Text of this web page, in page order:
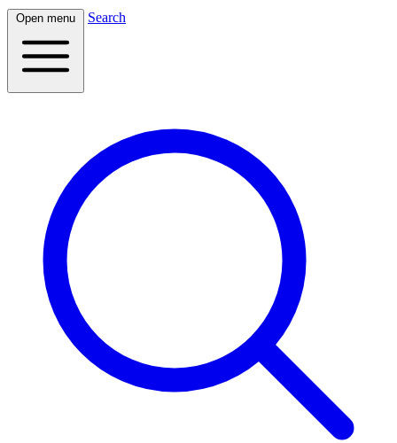
Open menu Search